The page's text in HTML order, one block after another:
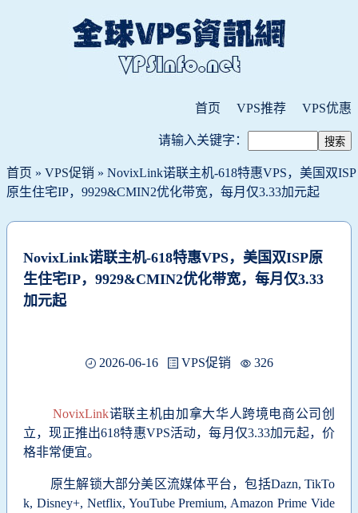
首页 VPS推荐 VPS优惠
请输入关键字：
首页 » VPS促销 » NovixLink诺联主机-618特惠VPS，美国双ISP
原生住宅IP，9929&CMIN2优化带宽，每月仅3.33加元起
NovixLink诺联主机-618特惠VPS，美国双ISP原
生住宅IP，9929&CMIN2优化带宽，每月仅3.33
加元起
2026-06-16 VPS促销 326
NovixLink诺联主机由加拿大华人跨境电商公司创
立，现正推出618特惠VPS活动，每月仅3.33加元起，价
格非常便宜。
原生解锁大部分美区流媒体平台，包括Dazn, TikTo
k, Disney+, Netflix, YouTube Premium, Amazon Prime Vide